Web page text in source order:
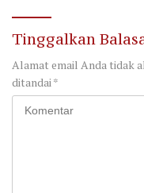
Tinggalkan
Alamat email Anda tidak
ditandai *